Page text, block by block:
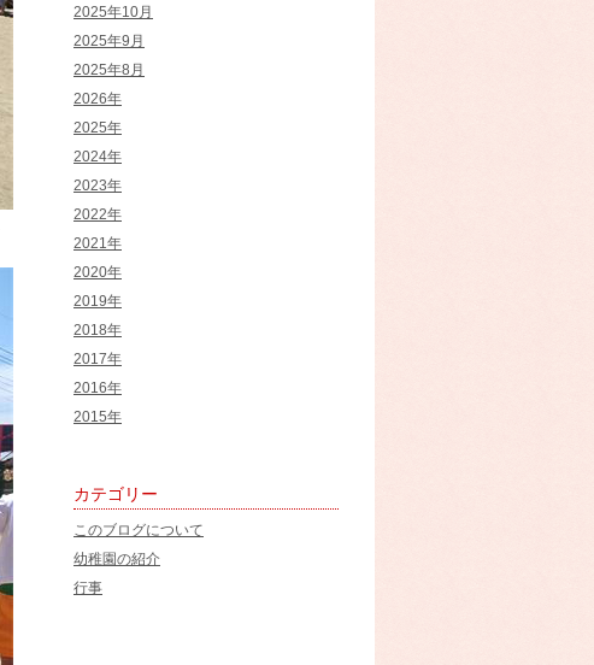
2025年10月
2025年9月
2025年8月
2026年
2025年
2024年
2023年
2022年
2021年
2020年
2019年
2018年
2017年
2016年
2015年
カテゴリー
このブログについて
幼稚園の紹介
行事